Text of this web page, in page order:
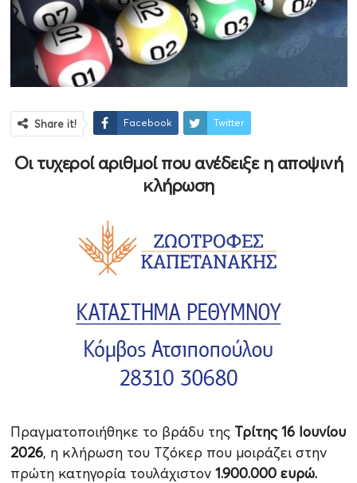
Share it! Facebook Twitter
Οι τυχεροί αριθμοί που ανέδειξε η αποψινή
κλήρωση
Πραγματοποιήθηκε το βράδυ της Τρίτης 16 Ιουνίου
2026, η κλήρωση του Τζόκερ που μοιράζει στην
πρώτη κατηγορία τουλάχιστον 1.900.000 ευρώ.